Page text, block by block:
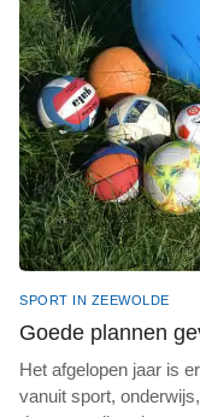
SPORT IN ZEEWOLDE
Goede plannen
Het afgelopen jaar is
vanuit sport,